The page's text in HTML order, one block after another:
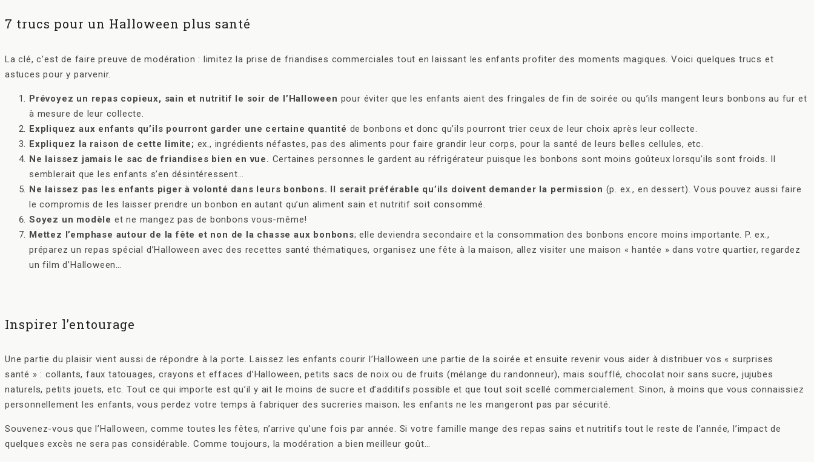
7 trucs pour un Halloween plus santé
La clé, c’est de faire preuve de modération : limitez la prise de friandises commerciales tout en laissant les enfants profiter des moments magiques. Voici quelques trucs et
astuces pour y parvenir.
Prévoyez un repas copieux, sain et nutritif le soir de l’Halloween pour éviter que les enfants aient des fringales de fin de soirée ou qu’ils mangent leurs bonbons au fur et
à mesure de leur collecte.
Expliquez aux enfants qu’ils pourront garder une certaine quantité de bonbons et donc qu’ils pourront trier ceux de leur choix après leur collecte.
Expliquez la raison de cette limite; ex., ingrédients néfastes, pas des aliments pour faire grandir leur corps, pour la santé de leurs belles cellules, etc.
Ne laissez jamais le sac de friandises bien en vue. Certaines personnes le gardent au réfrigérateur puisque les bonbons sont moins goûteux lorsqu’ils sont froids. Il
semblerait que les enfants s’en désintéressent…
Ne laissez pas les enfants piger à volonté dans leurs bonbons. Il serait préférable qu’ils doivent demander la permission (p. ex., en dessert). Vous pouvez aussi faire
le compromis de les laisser prendre un bonbon en autant qu’un aliment sain et nutritif soit consommé.
Soyez un modèle et ne mangez pas de bonbons vous-même!
Mettez l’emphase autour de la fête et non de la chasse aux bonbons; elle deviendra secondaire et la consommation des bonbons encore moins importante. P. ex.,
préparez un repas spécial d’Halloween avec des recettes santé thématiques, organisez une fête à la maison, allez visiter une maison « hantée » dans votre quartier, regardez
un film d’Halloween…
Inspirer l’entourage
Une partie du plaisir vient aussi de répondre à la porte. Laissez les enfants courir l’Halloween une partie de la soirée et ensuite revenir vous aider à distribuer vos « surprises
santé » : collants, faux tatouages, crayons et effaces d’Halloween, petits sacs de noix ou de fruits (mélange du randonneur), maïs soufflé, chocolat noir sans sucre, jujubes
naturels, petits jouets, etc. Tout ce qui importe est qu’il y ait le moins de sucre et d’additifs possible et que tout soit scellé commercialement. Sinon, à moins que vous connaissiez
personnellement les enfants, vous perdez votre temps à fabriquer des sucreries maison; les enfants ne les mangeront pas par sécurité.
Souvenez-vous que l’Halloween, comme toutes les fêtes, n’arrive qu’une fois par année. Si votre famille mange des repas sains et nutritifs tout le reste de l’année, l’impact de
quelques excès ne sera pas considérable. Comme toujours, la modération a bien meilleur goût…